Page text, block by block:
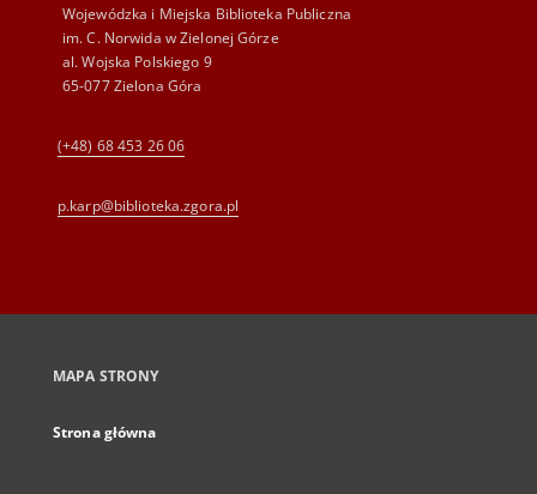
Wojewódzka i Miejska Biblioteka Publiczna
im. C. Norwida w Zielonej Górze
al. Wojska Polskiego 9
65-077 Zielona Góra
(+48) 68 453 26 06
p.karp@biblioteka.zgora.pl
MAPA STRONY
Strona główna